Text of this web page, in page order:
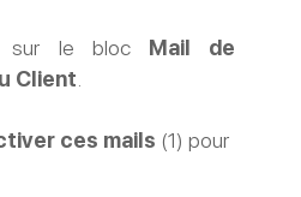
sur le bloc Mail de
Client
ces mails (1) pour